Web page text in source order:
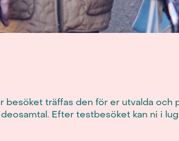
träffas den för er utvalda och
Efter testbesöket kan ni i